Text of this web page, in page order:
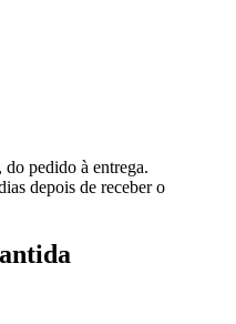
do pedido à entrega.
depois de receber o